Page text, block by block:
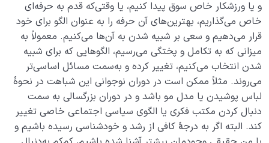
ضرورت وجود امام معصوم در جامعه چیست و اگر نباشد
چه می‌شود؟
چرا باید امام معصوم باشد؟ آیا عصمت امام اختیاری است؟
چه کسی می‌تواند بهترین الگو برای زندگی ما باشد؟
آیا انسان تمام یا کامل وجود دارد، شناخت او چه فایده ای
برای ما دارد؟
نقش و جایگاه قلب در انسان شناسی و حیات معنوی انسان
و یا ورزشکار خاص سوق پیدا کنیم، یا وقتی‌که قدم به حرفه‌ای
خاص می‌گذاریم، بهترین‌های آن حرفه را به عنوان الگو برای خود
قرار می‌دهیم و سعی بر شبیه شدن به آن‌ها می‌کنیم. معمولاً به
میزانی که به تکامل و پختگی می‌رسیم، الگوهایی که برای شبیه
شدن انتخاب می‌کنیم، تغییر کرده و به‌سمت مسائل اساسی‌تر
می‌روند. مثلاً ممکن است در دوران نوجوانی این شباهت در نحوۀ
لباس پوشیدن یا مدل مو باشد و در دوران بزرگسالی به سمت
دنبال کردن مکتب فکری یا الگوی سیاسی اجتماعی خاصی تغییر
کند. البته اگر به درجۀ کافی از رشد و خودشناسی رسیده باشیم و